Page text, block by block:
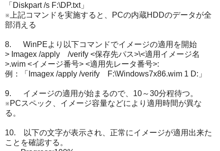
「Diskpart /s F:\DP.txt」
※上記コマンドを実施すると、PCの内蔵HDDのデータが全
部消える
8. WinPEより以下コマンドでイメージの適用を開始
> Imagex /apply /verify <保存先パス>\<適用イメージ名
>.wim <イメージ番号> <適用先レータ番号>:
例：「Imagex /apply /verify F:\Windows7x86.wim 1 D:」
9. イメージの適用が始まるので、10～30分程待つ。
※PCスペック、イメージ容量などにより適用時間が異な
る。
10. 以下の文字が表示され、正常にイメージが適用出来た
ことを確認する。